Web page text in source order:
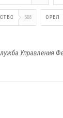
508 ОРЕЛ
Управления